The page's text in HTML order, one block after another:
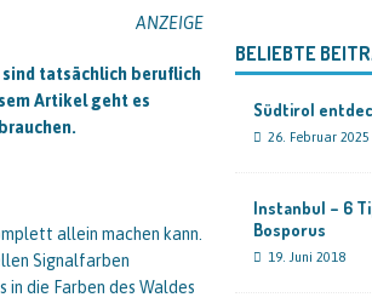
ANZEIGE
sind tatsächlich beruflich
Artikel geht es
allein machen kann.
Signalfarben
die Farben des Waldes
BELIEBTE
Südtirol
26. Februar 2025
Instanbul – 6
Bosporus
19. Juni 2018